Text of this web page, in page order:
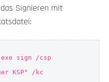
Signieren mit
sign /csp
KSP" /kc